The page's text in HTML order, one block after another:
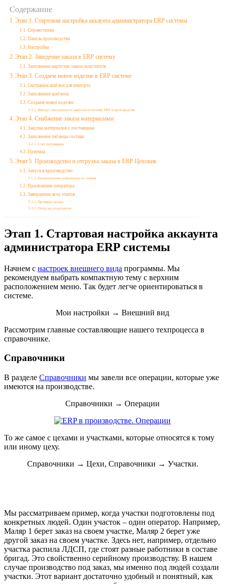
Содержание
Этап 1. Стартовая настройка аккаунта администратора ERP системы
Справочники
Панель производства
Настройки
Этап 2. Заведение заказа в ERP систему
Заполнение карточки заказа покупателя
Этап 3. Создаем новое изделие в ERP системе
Скачиваем шаблон для импорта
Заполнение шаблона
Создаем новое изделие
Импорт заполненного шаблона в систему ERP в производстве
Этап 4. Снабжение заказа материалами
Закупка материалов у поставщика
Заполнение таблицы состава
Счет поставщика
Приемка
Этап 5. Производство и отгрузка заказа в ERP Цеховик
Запуск в производство
Распределение операторов по этапам
Приложение оператора
Завершение всех этапов
Проверка склада
Отгрузка покупателю
Этап 1. Стартовая настройка аккаунта
администратора ERP системы
Начнем с настроек внешнего вида программы. Мы
рекомендуем выбрать компактную тему с верхним
расположением меню. Так будет легче ориентироваться в
системе.
Мои настройки → Внешний вид
Рассмотрим главные составляющие нашего техпроцесса в
справочнике.
Справочники
В разделе Справочники мы завели все операции, которые уже
имеются на производстве.
Справочники → Операции
То же самое с цехами и участками, которые относятся к тому
или иному цеху.
Справочники → Цехи, Справочники → Участки.
Мы рассматриваем пример, когда участки подготовлены под
конкретных людей. Один участок – один оператор. Например,
Маляр 1 берет заказ на своем участке, Маляр 2 берет уже
другой заказ на своем участке. Здесь нет, например, отдельно
участка распила ЛДСП, где стоят разные работники в составе
бригад. Это свойственно серийному производству. В нашем
случае производство под заказ, мы именно под людей создали
участки. Этот вариант достаточно удобный и понятный, как